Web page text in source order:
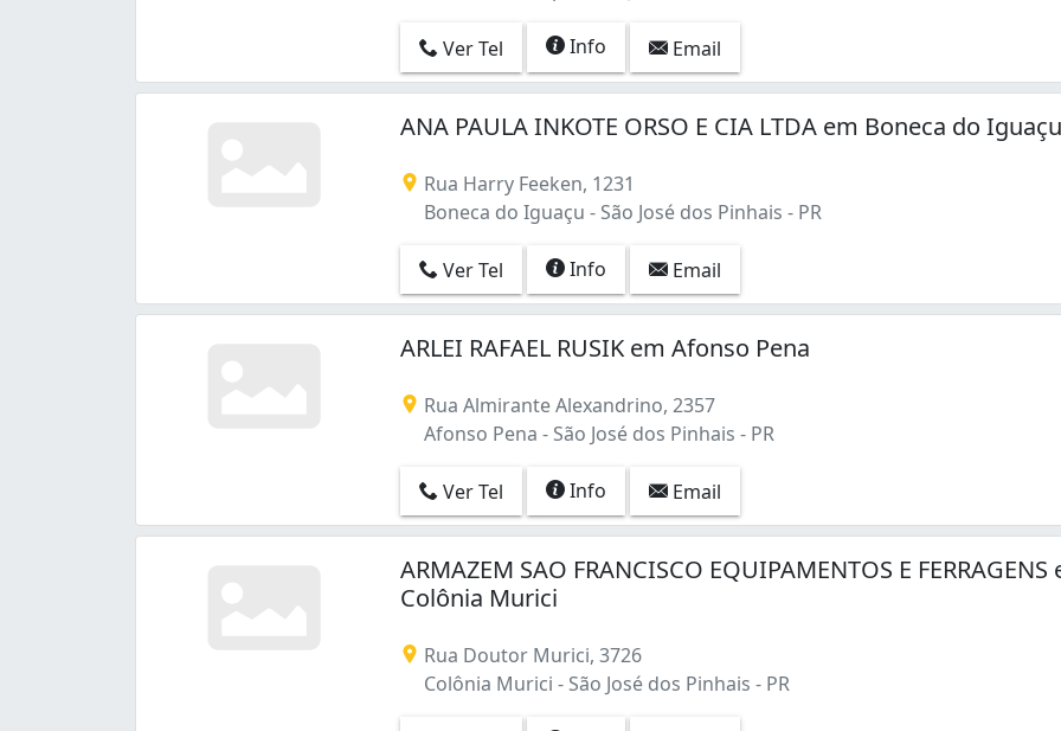
Ver Tel Info Email
ANA PAULA INKOTE ORSO E CIA LTDA em Boneca do
Rua Harry Feeken, 1231
Boneca do Iguaçu - São José dos Pinhais - PR
Ver Tel Info Email
ARLEI RAFAEL RUSIK em Afonso Pena
Rua Almirante Alexandrino, 2357
Afonso Pena - São José dos Pinhais - PR
Ver Tel Info Email
ARMAZEM SAO FRANCISCO EQUIPAMENTOS E FERRAGENS
Colônia Murici
Rua Doutor Murici, 3726
Colônia Murici - São José dos Pinhais - PR